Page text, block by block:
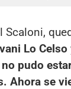
Scaloni,
Lo Celso
no pudo
Ahora se